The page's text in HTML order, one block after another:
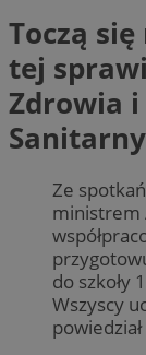
Toczą
tej
Zdrowia
Ze
ministrem
do szkoły
Wszyscy